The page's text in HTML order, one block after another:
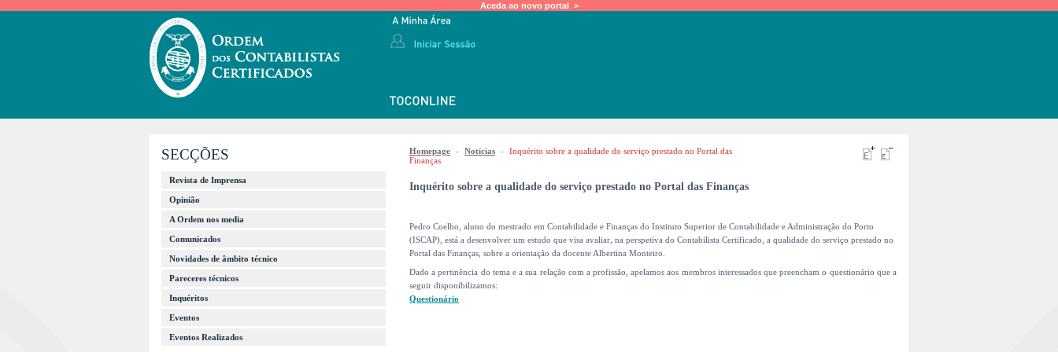
Aceda ao novo portal >
SECÇÕES
Revista de Imprensa
Opinião
A Ordem nos media
Comunicados
Novidades de âmbito técnico
Pareceres técnicos
Inquéritos
Eventos
Eventos Realizados
Homepage - Notícias - Inquérito sobre a qualidade do serviço prestado no Portal das
Finanças
Inquérito sobre a qualidade do serviço prestado no Portal das Finanças
Pedro Coelho, aluno do mestrado em Contabilidade e Finanças do Instituto Superior de Contabilidade e Administração do Porto
(ISCAP), está a desenvolver um estudo que visa avaliar, na perspetiva do Contabilista Certificado, a qualidade do serviço prestado no
Portal das Finanças, sobre a orientação da docente Albertina Monteiro.
Dado a pertinência do tema e a sua relação com a profissão, apelamos aos membros interessados que preencham o questionário que a
seguir disponibilizamos:
Questionário